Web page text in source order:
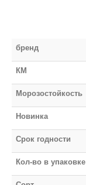
бренд
КМ
Морозостойкость
Новинка
Срок годности
Кол-во в упаковке